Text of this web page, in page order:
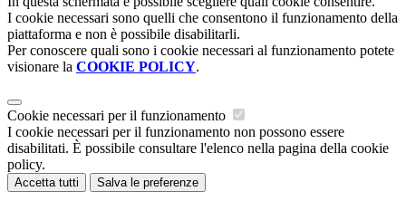
I cookie necessari sono quelli che consentono il funzionamento della
piattaforma e non è possibile disabilitarli.
Per conoscere quali sono i cookie necessari al funzionamento potete
visionare la COOKIE POLICY.
Cookie necessari per il funzionamento
I cookie necessari per il funzionamento non possono essere
disabilitati. È possibile consultare l'elenco nella pagina della cookie
policy.
Accetta tutti Salva le preferenze